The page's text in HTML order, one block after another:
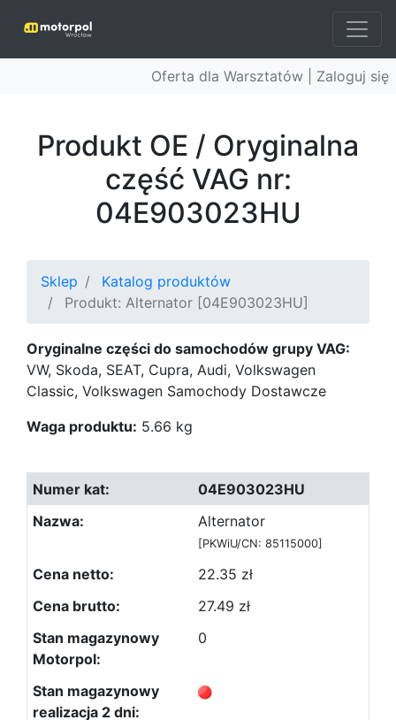
Oferta dla Warsztatów | Zaloguj się
Produkt OE / Oryginalna
część VAG nr:
04E903023HU
Sklep
Katalog produktów
Produkt: Alternator [04E903023HU]
Oryginalne części do samochodów grupy VAG:
VW, Skoda, SEAT, Cupra, Audi, Volkswagen
Classic, Volkswagen Samochody Dostawcze
Waga produktu: 5.66 kg
04E903023HU
Alternator
[PKWiU/CN: 85115000]
22.35 zł
27.49 zł
0